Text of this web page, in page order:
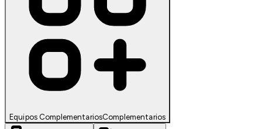
Equipos ComplementariosComplementarios